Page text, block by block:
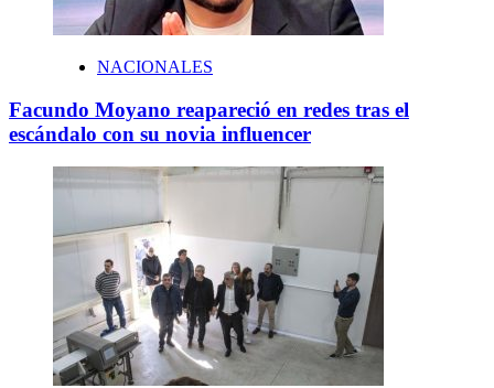
NACIONALES
Facundo Moyano reapareció en redes tras el
escándalo con su novia influencer